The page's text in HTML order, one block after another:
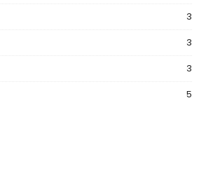
3
3
3
5